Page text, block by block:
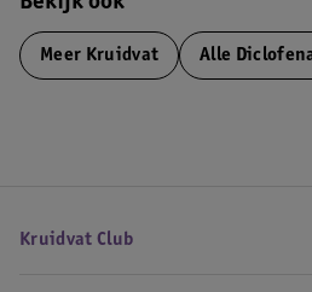
Meer Kruidvat Alle
Kruidvat Club